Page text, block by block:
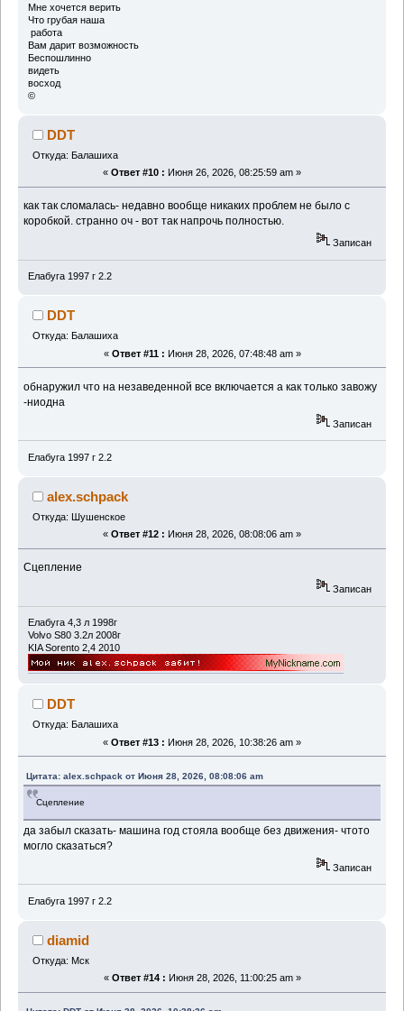
Мне хочется верить
Что грубая наша
работа
Вам дарит возможность
Беспошлинно
видеть
восход
©
DDT
Откуда: Балашиха
« Ответ #10 : Июня 26, 2026, 08:25:59 am »
как так сломалась- недавно вообще никаких проблем не было с
коробкой. странно оч - вот так напрочь полностью.
Записан
Елабуга 1997 г 2.2
DDT
Откуда: Балашиха
« Ответ #11 : Июня 28, 2026, 07:48:48 am »
обнаружил что на незаведенной все включается а как только завожу
-ниодна
Записан
Елабуга 1997 г 2.2
alex.schpack
Откуда: Шушенское
« Ответ #12 : Июня 28, 2026, 08:08:06 am »
Сцепление
Записан
Елабуга 4,3 л 1998г
Volvo S80 3.2л 2008г
KIA Sorento 2,4 2010
DDT
Откуда: Балашиха
« Ответ #13 : Июня 28, 2026, 10:38:26 am »
Цитата: alex.schpack от Июня 28, 2026, 08:08:06 am
Сцепление
да забыл сказать- машина год стояла вообще без движения- чтото
могло сказаться?
Записан
Елабуга 1997 г 2.2
diamid
Откуда: Мск
« Ответ #14 : Июня 28, 2026, 11:00:25 am »